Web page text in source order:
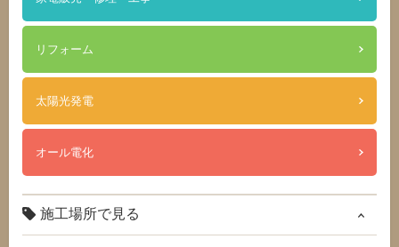
リフォーム
太陽光発電
オール電化
施工場所で見る